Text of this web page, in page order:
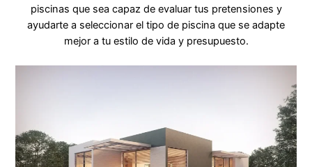
piscinas que sea capaz de evaluar tus pretensiones y
ayudarte a seleccionar el tipo de piscina que se adapte
mejor a tu estilo de vida y presupuesto.